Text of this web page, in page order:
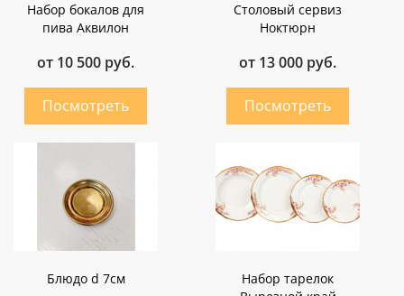
Набор бокалов для
пива Аквилон
от 10 500 руб.
Столовый сервиз
Ноктюрн
от 13 000 руб.
Блюдо d 7см
Набор тарелок